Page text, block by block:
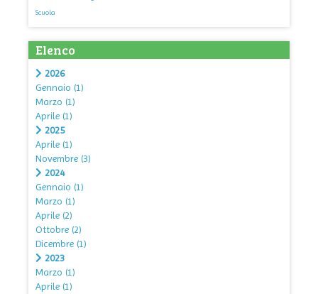
Scuola
Elenco
2026
Gennaio (1)
Marzo (1)
Aprile (1)
2025
Aprile (1)
Novembre (3)
2024
Gennaio (1)
Marzo (1)
Aprile (2)
Ottobre (2)
Dicembre (1)
2023
Marzo (1)
Aprile (1)